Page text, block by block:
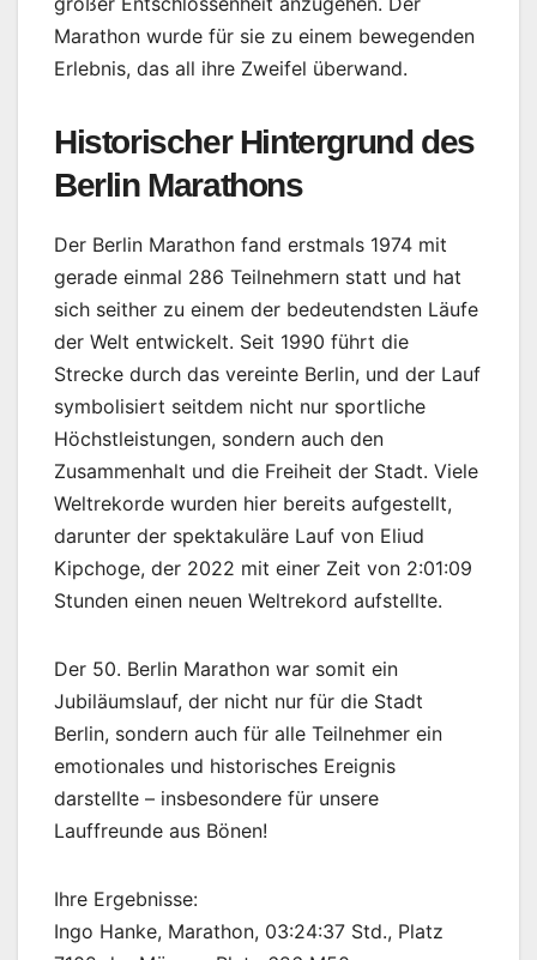
Marathon wurde für sie zu einem bewegenden
Erlebnis, das all ihre Zweifel überwand.
Historischer Hintergrund des
Berlin Marathons
Der Berlin Marathon fand erstmals 1974 mit
gerade einmal 286 Teilnehmern statt und hat
sich seither zu einem der bedeutendsten Läufe
der Welt entwickelt. Seit 1990 führt die
Strecke durch das vereinte Berlin, und der Lauf
symbolisiert seitdem nicht nur sportliche
Höchstleistungen, sondern auch den
Zusammenhalt und die Freiheit der Stadt. Viele
Weltrekorde wurden hier bereits aufgestellt,
darunter der spektakuläre Lauf von Eliud
Kipchoge, der 2022 mit einer Zeit von 2:01:09
Stunden einen neuen Weltrekord aufstellte.
Der 50. Berlin Marathon war somit ein
Jubiläumslauf, der nicht nur für die Stadt
Berlin, sondern auch für alle Teilnehmer ein
emotionales und historisches Ereignis
darstellte – insbesondere für unsere
Lauffreunde aus Bönen!
Ihre Ergebnisse:
Ingo Hanke, Marathon, 03:24:37 Std., Platz